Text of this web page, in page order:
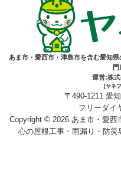
あま市・愛西市・津島市を含む愛知
運営:株
[ヤネ
〒490-1211 愛
フリーダイ
Copyright © 2026 あま市・愛西
心の屋根工事・雨漏り・防